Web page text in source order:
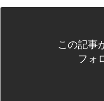
この記事
フォ